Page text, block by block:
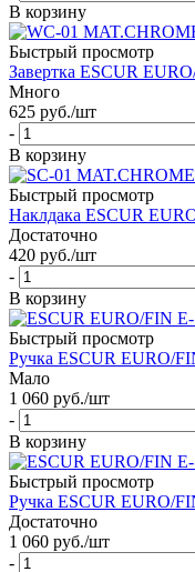
В корзину
Быстрый просмотр
Завертка ESCUR
Много
625 руб./шт
-
В корзину
Быстрый просмотр
Наклдака ESCUR
Достаточно
420 руб./шт
-
В корзину
Быстрый просмотр
Ручка ESCUR EURO/
Мало
1 060 руб./шт
-
В корзину
Быстрый просмотр
Ручка ESCUR EURO/
Достаточно
1 060 руб./шт
-